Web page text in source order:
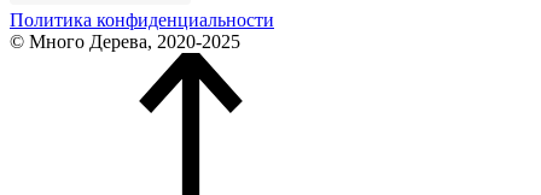
Политика конфиденциальности
© Много Дерева, 2020-2025